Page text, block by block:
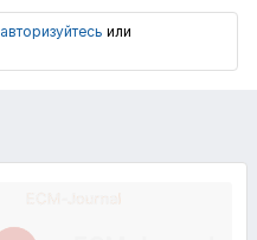
авторизуйтесь или